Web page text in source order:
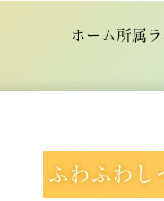
ホーム所属
ふわふわし